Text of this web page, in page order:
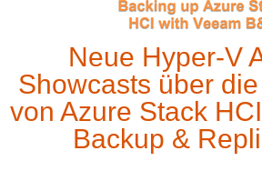
Neue Hyper-V
Showcasts über
von Azure Stack
Backup &